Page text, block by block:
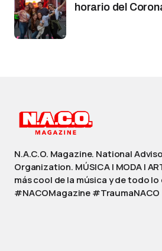
horario del
N.A.C.O. Magazine. National
Organization. MÚSICA | MODA |
más cool de la música y de todo
#NACOMagazine #TraumaNACO